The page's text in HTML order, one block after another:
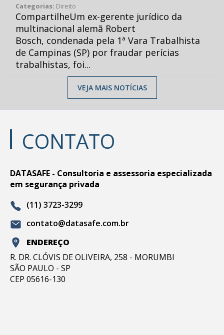
Categorias: Direito
CompartilheUm ex-gerente jurídico da
multinacional alemã Robert
Bosch, condenada pela 1ª Vara Trabalhista
de Campinas (SP) por fraudar perícias
trabalhistas, foi...
VEJA MAIS NOTÍCIAS
CONTATO
DATASAFE - Consultoria e assessoria especializada
em segurança privada
(11) 3723-3299
contato@datasafe.com.br
ENDEREÇO
R. DR. CLÓVIS DE OLIVEIRA, 258 - MORUMBI
SÃO PAULO - SP
CEP 05616-130